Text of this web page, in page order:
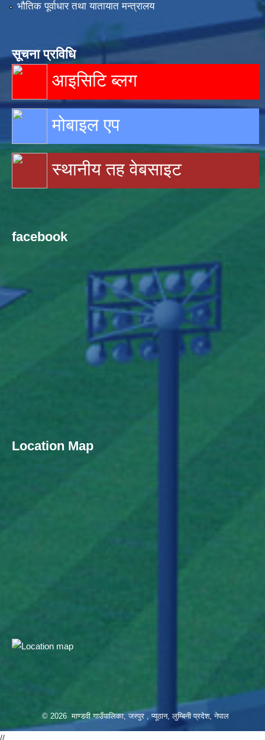
भौतिक पूर्वाधार तथा यातायात मन्त्रालय
सूचना प्रविधि
आइसिटि ब्लग
मोबाइल एप
स्थानीय तह वेबसाइट
facebook
Location Map
© 2026 माण्डवी गाउँपालिका, जस्पुर , प्यूठान, लुम्बिनी प्रदेश, नेपाल
//